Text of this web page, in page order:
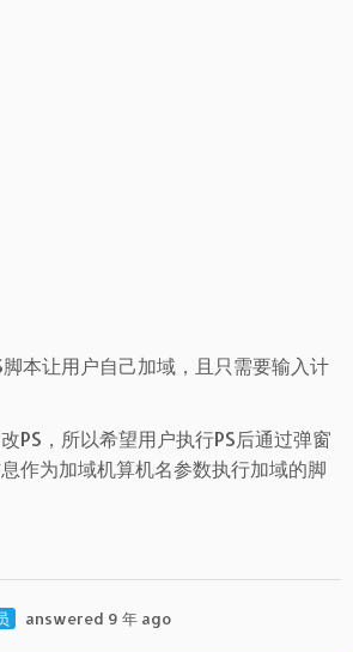
本让用户自己加域，且只需要输入计
PS，所以希望用户执行PS后通过弹窗
作为加域机算机名参数执行加域的脚
answered 9 年 ago